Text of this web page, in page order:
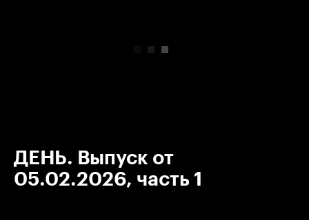
ДЕНЬ. Выпуск от
05.02.2026, часть 1